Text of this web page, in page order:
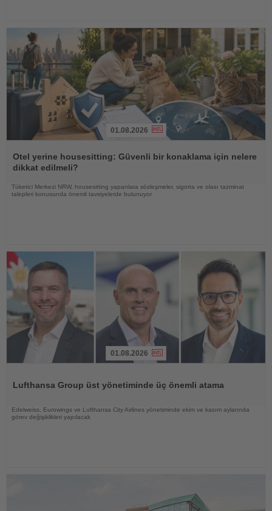
Oku
01.08.2026
Otel yerine housesitting: Güvenli bir konaklama için nelere
dikkat edilmeli?
Tüketici Merkezi NRW, housesitting yapanlara sözleşmeler, sigorta ve olası tazminat
talepleri konusunda önemli tavsiyelerde bulunuyor
01.08.2026
Lufthansa Group üst yönetiminde üç önemli atama
Edelweiss, Eurowings ve Lufthansa City Airlines yönetiminde ekim ve kasım aylarında
görev değişiklikleri yapılacak